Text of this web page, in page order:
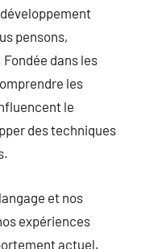
pensons,
dans les
les
le
des techniques
et nos
expériences
actuel.